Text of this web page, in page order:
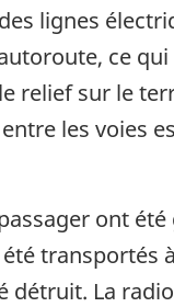
lignes
ce
relief sur le
les voies
ont
transportés
détruit. La